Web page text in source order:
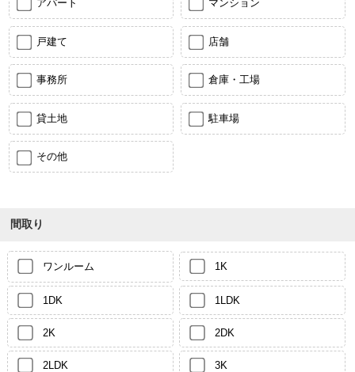
アパート マンション
戸建て 店舗
事務所 倉庫・工場
貸土地 駐車場
その他
間取り
ワンルーム 1K
1DK 1LDK
2K 2DK
2LDK 3K